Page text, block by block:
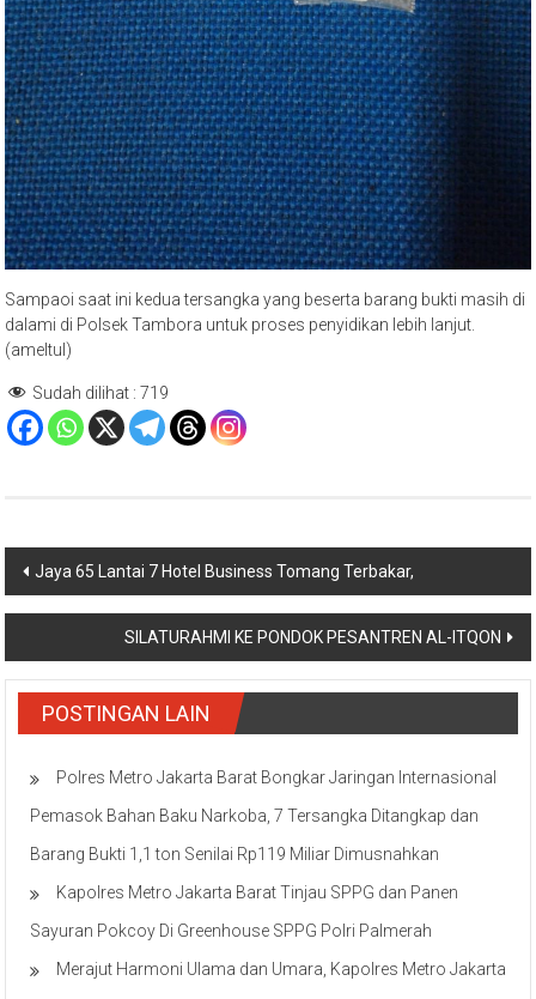
Sampaoi saat ini kedua tersangka yang beserta barang bukti masih di
dalami di Polsek Tambora untuk proses penyidikan lebih lanjut.
(ameltul)
Sudah dilihat : 719
Navigasi
pos
Jaya 65 Lantai 7 Hotel Business Tomang Terbakar,
SILATURAHMI KE PONDOK PESANTREN AL-ITQON
POSTINGAN LAIN
Polres Metro Jakarta Barat Bongkar Jaringan Internasional
Pemasok Bahan Baku Narkoba, 7 Tersangka Ditangkap dan
Barang Bukti 1,1 ton Senilai Rp119 Miliar Dimusnahkan
Kapolres Metro Jakarta Barat Tinjau SPPG dan Panen
Sayuran Pokcoy Di Greenhouse SPPG Polri Palmerah
Merajut Harmoni Ulama dan Umara, Kapolres Metro Jakarta